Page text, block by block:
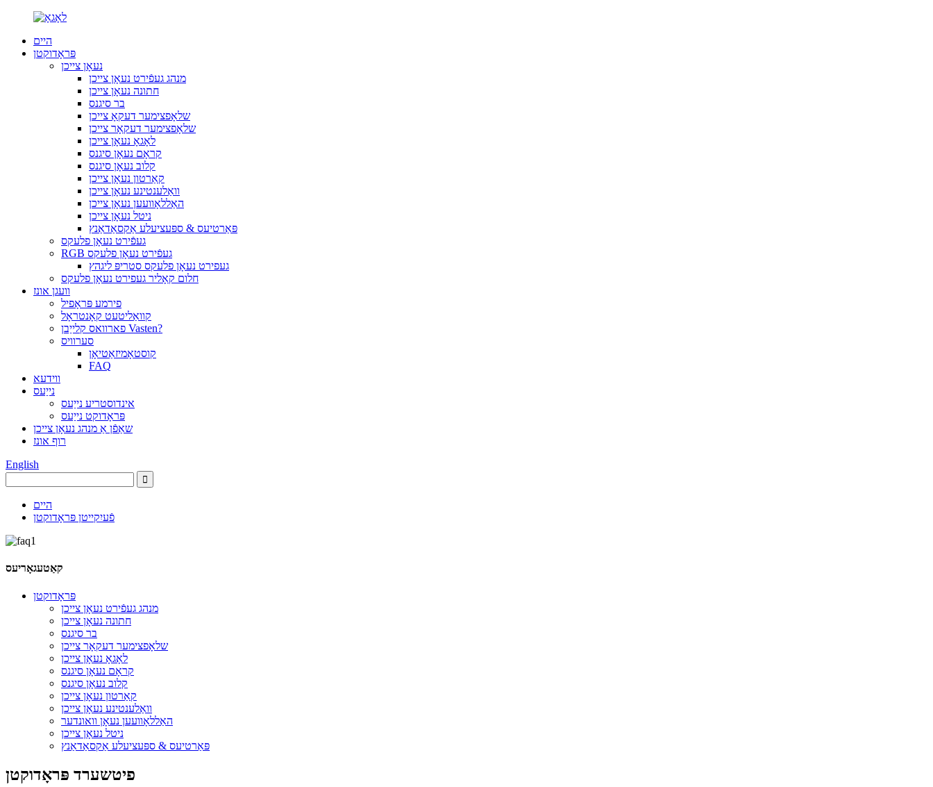
היים
פּראָדוקטן
נעאָן צייכן
מנהג געפֿירט נעאָן צייכן
חתונה נעאָן צייכן
בר סיגנס
שלאָפצימער דעקאָ צייכן
שלאָפצימער דעקאָר צייכן
לאָגאָ נעאָן צייכן
קראָם נעאָן סיגנס
קלוב נעאָן סיגנס
קאַרטון נעאָן צייכן
וואַלענטינע נעאָן צייכן
האַללאָוועען נעאָן צייכן
ניטל נעאָן צייכן
פּאַרטיעס & ספּעציעלע אַקסאַדאַנץ
געפֿירט נעאָן פלעקס
RGB געפֿירט נעאָן פלעקס
געפירט נעאָן פלעקס סטריפּ ליגהץ
חלום קאָליר געפירט נעאָן פלעקס
וועגן אונז
פירמע פּראָפיל
קוואַליטעט קאָנטראָל
פארוואס קלייַבן Vasten?
סערוויס
קוסטאָמיזאַטיאָן
FAQ
ווידעא
נייַעס
אינדוסטריע נייַעס
פּראָדוקט נייַעס
שאַפֿן אַ מנהג נעאָן צייכן
רוף אונז
English
היים
פֿעיִקייטן פּראָדוקטן
קאַטעגאָריעס
פּראָדוקטן
מנהג געפֿירט נעאָן צייכן
חתונה נעאָן צייכן
בר סיגנס
שלאָפצימער דעקאָר צייכן
לאָגאָ נעאָן צייכן
קראָם נעאָן סיגנס
קלוב נעאָן סיגנס
קאַרטון נעאָן צייכן
וואַלענטינע נעאָן צייכן
האַללאָוועען נעאָן וואונדער
ניטל נעאָן צייכן
פּאַרטיעס & ספּעציעלע אַקסאַדאַנץ
פיטשערד פּראָדוקטן